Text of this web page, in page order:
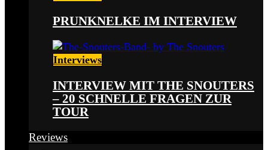
PRUNKNELKE IM INTERVIEW
Interviews
INTERVIEW MIT THE SNOUTERS
– 20 SCHNELLE FRAGEN ZUR
TOUR
Reviews